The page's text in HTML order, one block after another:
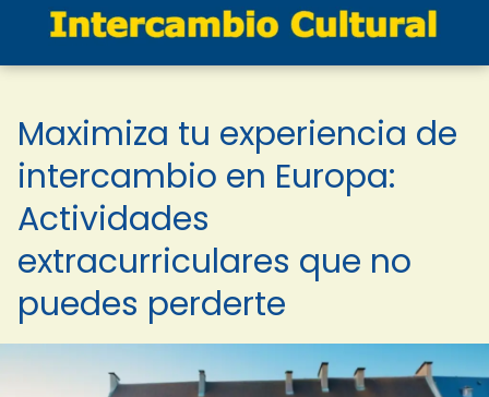
Maximiza tu experiencia de
intercambio en Europa:
Actividades
extracurriculares que no
puedes perderte